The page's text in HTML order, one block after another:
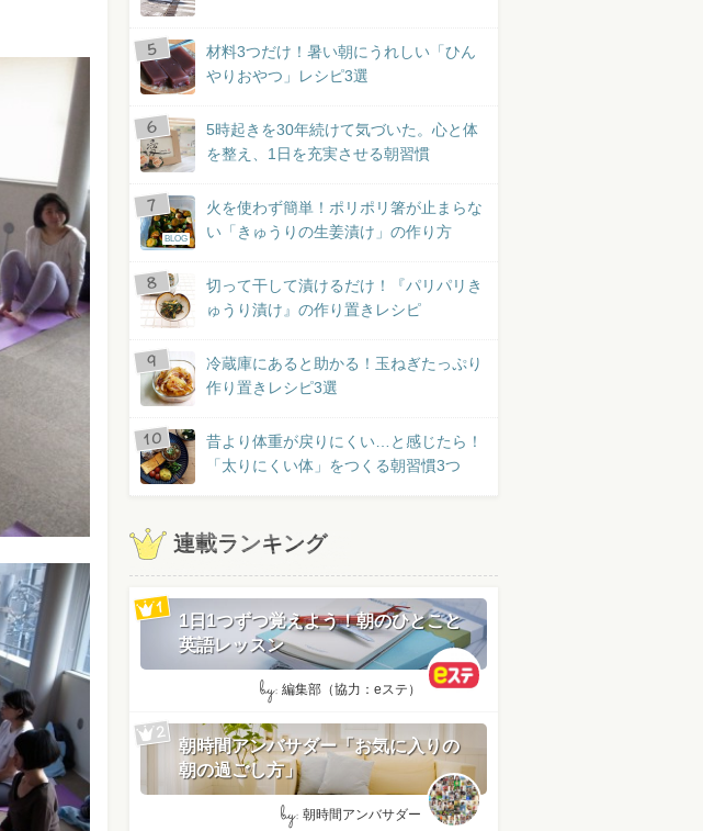
材料3つだけ！暑い朝にうれしい「ひん
やりおやつ」レシピ3選
5時起きを30年続けて気づいた。心と体
を整え、1日を充実させる朝習慣
BLOG
火を使わず簡単！ポリポリ箸が止まらな
い「きゅうりの生姜漬け」の作り方
切って干して漬けるだけ！『パリパリき
ゅうり漬け』の作り置きレシピ
冷蔵庫にあると助かる！玉ねぎたっぷり
作り置きレシピ3選
昔より体重が戻りにくい…と感じたら！
「太りにくい体」をつくる朝習慣3つ
連載ランキング
1日1つずつ覚えよう！朝のひとこと
英語レッスン
by: 編集部（協力：eステ）
朝時間アンバサダー「お気に入りの
朝の過ごし方」
by: 朝時間アンバサダー